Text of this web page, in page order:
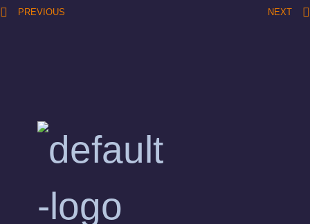
PREVIOUS NEXT